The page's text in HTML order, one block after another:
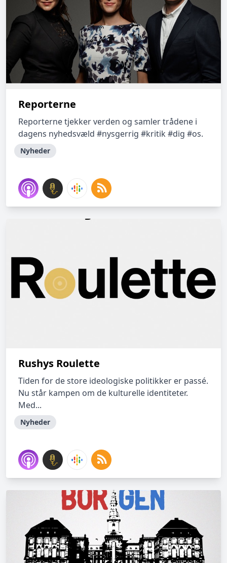
Reporterne
Reporterne tjekker verden og samler trådene i
dagens nyhedsvæld #nysgerrig #kritik #dig #os.
Nyheder
Rushys Roulette
Tiden for de store ideologiske politikker er passé.
Nu står kampen om de kulturelle identiteter.
Med...
Nyheder